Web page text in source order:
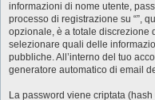
informazioni di nome utente,
processo di registrazione su “”,
opzionale, è a totale discrezione
selezionare quali delle
pubbliche. All’interno del tuo
generatore automatico di email
La password viene criptata